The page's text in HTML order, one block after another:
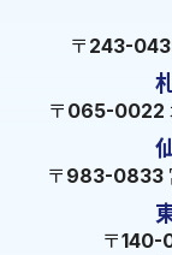
〒243-
〒065-0022
〒983-0833
〒140-